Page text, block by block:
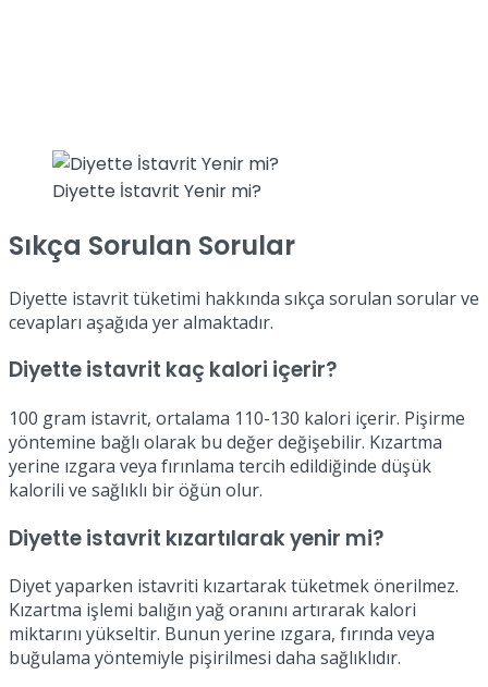
Diyette İstavrit Yenir mi?
Sıkça Sorulan Sorular
Diyette istavrit tüketimi hakkında sıkça sorulan sorular ve
cevapları aşağıda yer almaktadır.
Diyette istavrit kaç kalori içerir?
100 gram istavrit, ortalama 110-130 kalori içerir. Pişirme
yöntemine bağlı olarak bu değer değişebilir. Kızartma
yerine ızgara veya fırınlama tercih edildiğinde düşük
kalorili ve sağlıklı bir öğün olur.
Diyette istavrit kızartılarak yenir mi?
Diyet yaparken istavriti kızartarak tüketmek önerilmez.
Kızartma işlemi balığın yağ oranını artırarak kalori
miktarını yükseltir. Bunun yerine ızgara, fırında veya
buğulama yöntemiyle pişirilmesi daha sağlıklıdır.